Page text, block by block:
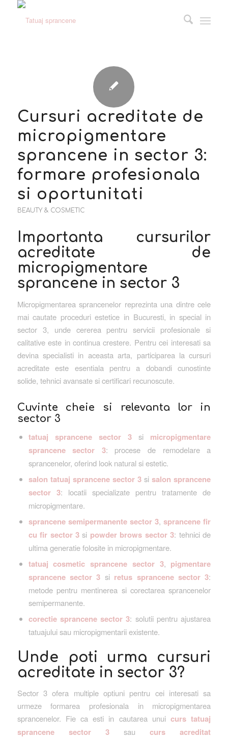
Cursuri acreditate de
micropigmentare
sprancene in sector 3:
formare profesionala
si oportunitati
BEAUTY & COSMETIC
Importanta cursurilor
acreditate de
micropigmentare
sprancene in sector 3
Micropigmentarea sprancenelor reprezinta una dintre cele
mai cautate proceduri estetice in Bucuresti, in special in
sector 3, unde cererea pentru servicii profesionale si
calitative este in continua crestere. Pentru cei interesati sa
devina specialisti in aceasta arta, participarea la cursuri
acreditate este esentiala pentru a dobandi cunostinte
solide, tehnici avansate si certificari recunoscute.
Cuvinte cheie si relevanta lor in
sector 3
tatuaj sprancene sector 3 si micropigmentare
sprancene sector 3: procese de remodelare a
sprancenelor, oferind look natural si estetic.
salon tatuaj sprancene sector 3 si salon sprancene
sector 3: locatii specializate pentru tratamente de
micropigmentare.
sprancene semipermanente sector 3, sprancene fir
cu fir sector 3 si powder brows sector 3: tehnici de
ultima generatie folosite in micropigmentare.
tatuaj cosmetic sprancene sector 3, pigmentare
sprancene sector 3 si retus sprancene sector 3:
metode pentru mentinerea si corectarea sprancenelor
semipermanente.
corectie sprancene sector 3: solutii pentru ajustarea
tatuajului sau micropigmentarii existente.
Unde poti urma cursuri
acreditate in sector 3?
Sector 3 ofera multiple optiuni pentru cei interesati sa
urmeze formarea profesionala in micropigmentarea
sprancenelor. Fie ca esti in cautarea unuicurs tatuaj
sprancene sector 3saucurs acreditat